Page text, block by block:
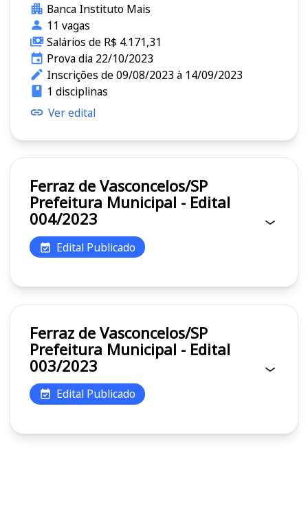
Banca Instituto Mais
11 vagas
Salários de R$ 4.171,31
Prova dia 22/10/2023
Inscrições de 09/08/2023 à 14/09/2023
1 disciplinas
Ver edital
Ferraz de Vasconcelos/SP
Prefeitura Municipal - Edital
004/2023
Edital Publicado
Ferraz de Vasconcelos/SP
Prefeitura Municipal - Edital
003/2023
Edital Publicado